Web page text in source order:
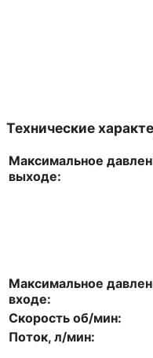
Технические
Максимальное
выходе:
Максимальное
входе:
Скорость об/мин:
Поток, л/мин: